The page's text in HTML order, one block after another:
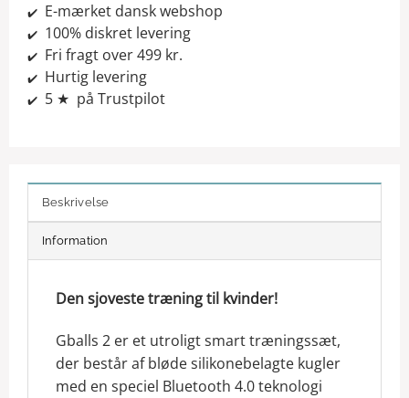
✔️E-mærket dansk webshop
✔️100% diskret levering
✔️Fri fragt over 499 kr.
✔️Hurtig levering
✔️5 ★ på Trustpilot
Beskrivelse
Information
Den sjoveste træning til kvinder!
Gballs 2 er et utroligt smart træningssæt,
der består af bløde silikonebelagte kugler
med en speciel Bluetooth 4.0 teknologi